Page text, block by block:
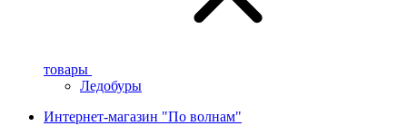
товары
Ледобуры
Интернет-магазин "По волнам"